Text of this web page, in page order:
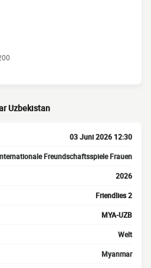
Uzbekistan
03 Juni 2026 12:30
Freundschaftsspiele Frauen
2026
Friendlies 2
MYA-UZB
Welt
Myanmar